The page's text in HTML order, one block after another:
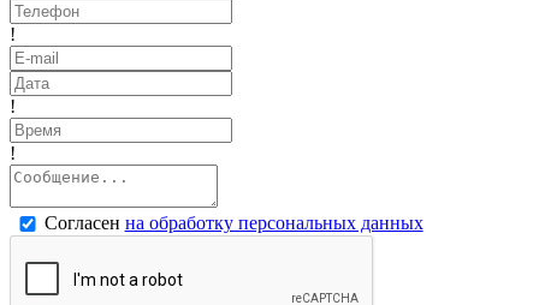
!
!
!
Согласен на обработку персональных данных